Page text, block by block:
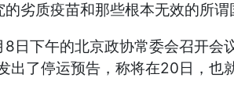
劣质疫苗和那些根本无效的所谓
日下午的北京政协常委会召开
了停运预告，称将在20日，也